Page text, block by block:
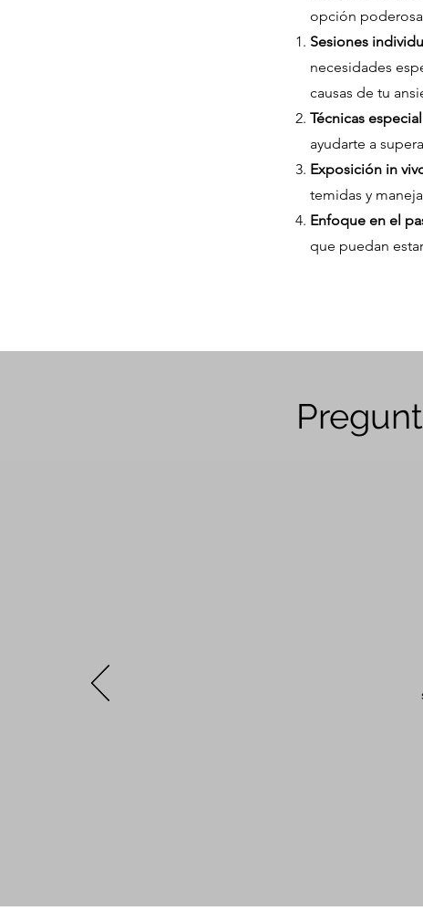
opción
Sesiones
necesidades
causas de tu
Técnicas
ayudarte a
Exposición in
temidas y
Enfoque en el
que puedan